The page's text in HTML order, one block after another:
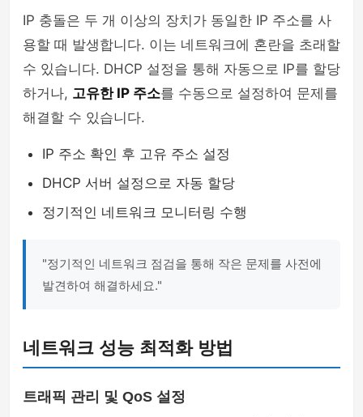
IP 충돌은 두 개 이상의 장치가 동일한 IP 주소를 사
용할 때 발생합니다. 이는 네트워크에 혼란을 초래할
수 있습니다. DHCP 설정을 통해 자동으로 IP를 할당
하거나, 고유한 IP 주소를 수동으로 설정하여 문제를
해결할 수 있습니다.
IP 주소 확인 후 고유 주소 설정
DHCP 서버 설정으로 자동 할당
정기적인 네트워크 모니터링 수행
"정기적인 네트워크 점검을 통해 작은 문제를 사전에
발견하여 해결하세요."
네트워크 성능 최적화 방법
트래픽 관리 및 QoS 설정